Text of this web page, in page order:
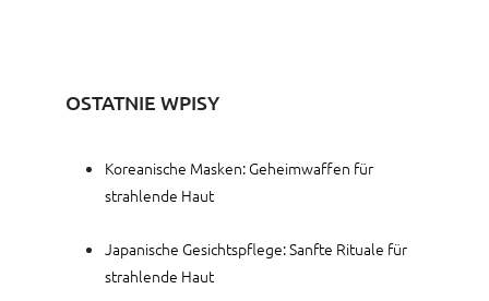
OSTATNIE WPISY
Koreanische Masken: Geheimwaffen für
strahlende Haut
Japanische Gesichtspflege: Sanfte Rituale für
strahlende Haut